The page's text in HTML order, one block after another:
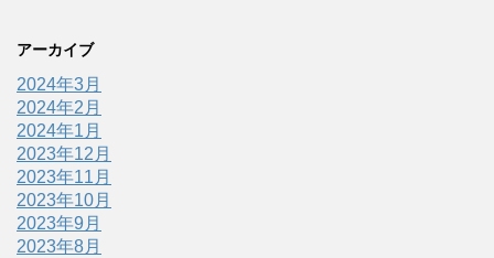
アーカイブ
2024年3月
2024年2月
2024年1月
2023年12月
2023年11月
2023年10月
2023年9月
2023年8月